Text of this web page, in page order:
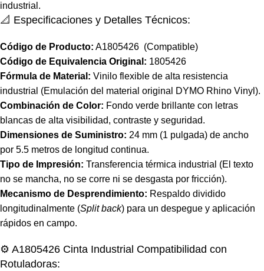
industrial.
📐 Especificaciones y Detalles Técnicos:
Código de Producto: A1805426 (Compatible)
Código de Equivalencia Original: 1805426
Fórmula de Material: Vinilo flexible de alta resistencia
industrial (Emulación del material original DYMO Rhino Vinyl).
Combinación de Color: Fondo verde brillante con letras
blancas de alta visibilidad, contraste y seguridad.
Dimensiones de Suministro: 24 mm (1 pulgada) de ancho
por 5.5 metros de longitud continua.
Tipo de Impresión: Transferencia térmica industrial (El texto
no se mancha, no se corre ni se desgasta por fricción).
Mecanismo de Desprendimiento: Respaldo dividido
longitudinalmente (Split back) para un despegue y aplicación
rápidos en campo.
⚙️ A1805426 Cinta Industrial Compatibilidad con
Rotuladoras: